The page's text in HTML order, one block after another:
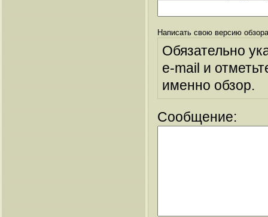
Написать свою версию
Обязательно
e-mail и
именно обзор.
Сообщение: